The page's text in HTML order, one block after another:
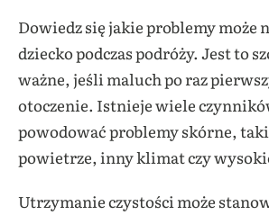
Dowiedz się jakie problemy może
dziecko podczas podróży. Jest to
ważne, jeśli maluch po raz
otoczenie. Istnieje wiele
powodować problemy skórne,
powietrze, inny klimat czy
Utrzymanie czystości może